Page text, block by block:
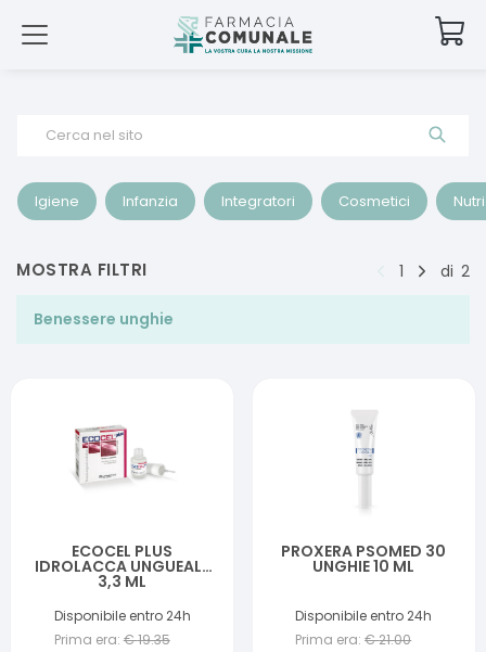
Cerca nel sito
Igiene Infanzia Integratori Cosmetici
MOSTRA FILTRI 1 di 2
Benessere unghie
ECOCEL PLUS
IDROLACCA UNGUEALE
3,3 ML
Disponibile entro 24h
Prima era: €19.35
PROXERA PSOMED 30
UNGHIE 10 ML
Disponibile entro 24h
Prima era: €21.00